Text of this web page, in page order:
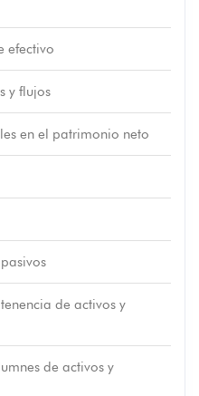
efectivo
y flujos
en el patrimonio neto
de activos y
de activos y